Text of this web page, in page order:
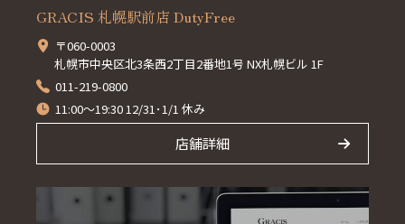
GRACIS 札幌駅前店 DutyFree
〒060-0003
札幌市中央区北3条西2丁目2番地1号 NX札幌ビル 1F
011-219-0800
11:00～19:30 12/31･1/1 休み
店舗詳細